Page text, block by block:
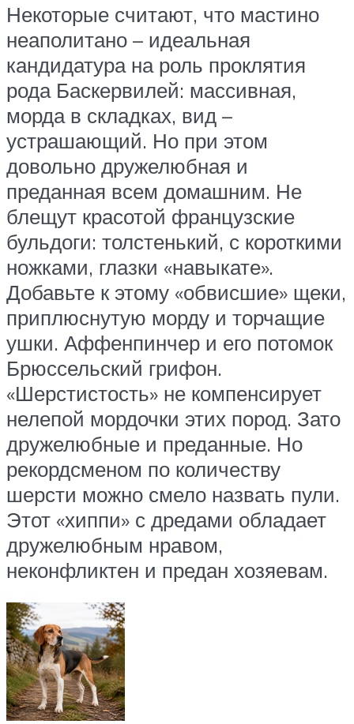
Некоторые считают, что мастино
неаполитано – идеальная
кандидатура на роль проклятия
рода Баскервилей: массивная,
морда в складках, вид –
устрашающий. Но при этом
довольно дружелюбная и
преданная всем домашним. Не
блещут красотой французские
бульдоги: толстенький, с короткими
ножками, глазки «навыкате».
Добавьте к этому «обвисшие» щеки,
приплюснутую морду и торчащие
ушки. Аффенпинчер и его потомок
Брюссельский грифон.
«Шерстистость» не компенсирует
нелепой мордочки этих пород. Зато
дружелюбные и преданные. Но
рекордсменом по количеству
шерсти можно смело назвать пули.
Этот «хиппи» с дредами обладает
дружелюбным нравом,
неконфликтен и предан хозяевам.